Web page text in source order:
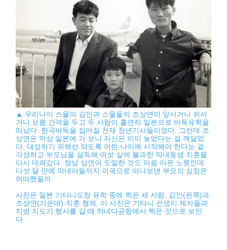
▲ 우리나이 스물의 김인과 스물둘의 조상연이 앞서거니 뒤서
거니 보름 간격을 두고 두 사람이 홀연히 일본으로 바둑유학을
떠났다. 한국바둑을 짊어질 천재 청년기사들이었다. 그런데 조
상연은 막상 일본에 가 보니 자신은 이미 늦었다는 걸 깨달았
다. 대성하기 위해선 되도록 어린 나이에 시작해야 한다는 걸
각성하고 부모님을 설득해 여섯 살에 불과한 막내동생 치훈을
다시 데려갔다. 장남 상연이 도일한 것도 마음 아픈 노릇인데
다섯 달 만에 막내아들까지 이국으로 떠나보낸 부모의 심정은
어떠했을까.
사진은 일본 기타니도장 유학 중에 찍은 세 사람. 김인(왼쪽)과
조상연(가은데)·치훈 형제. 이 사진은 기타니 선생이 제자들과
지방 지도기 행사를 갈 때 하네다공항에서 찍은 것으로 보인
다.